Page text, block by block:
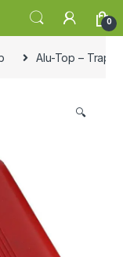
0
Alu-Top –
🔍